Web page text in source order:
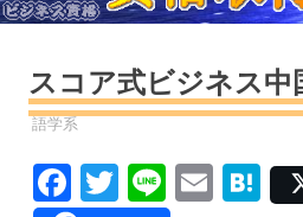
キ
スコア式ビジネス中
資格
語学系
Facebook
TwitterLine